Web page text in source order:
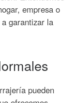
empresa o
garantizar la
pueden